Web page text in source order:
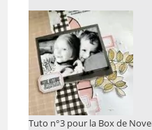
Tuto n°3 pour la Box de